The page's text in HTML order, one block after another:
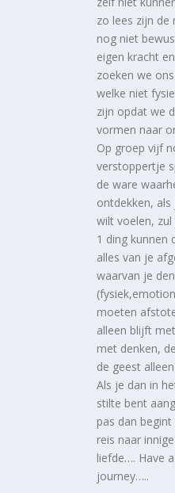
zo lees zijn de
nog niet
eigen kracht
zoeken we
welke niet
zijn opdat we
vormen naar
Op groep vijf
verstoppertje
de ware
ontdekken,
wilt voelen,
1 ding kunnen
alles van je
waarvan je
moeten
alleen blijft
met denken,
de geest
Als je dan in
stilte bent
pas dan
reis naar
liefde…. Have
journey…..